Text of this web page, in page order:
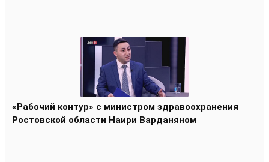
«Рабочий контур» с министром здравоохранения
Ростовской области Наири Варданяном